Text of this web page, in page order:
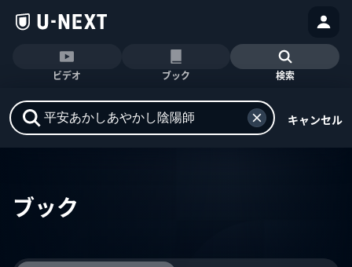
ビデオ ブック 検索
キャンセル
ブック